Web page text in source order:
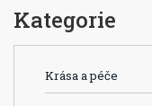
Kategorie
Krása a péče